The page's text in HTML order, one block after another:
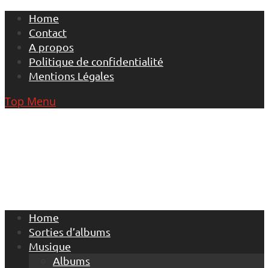
Skip
content
Home
Contact
A propos
Politique de confidentialité
Mentions Légales
Top Menu
Home
Sorties d’albums
Musique
Albums